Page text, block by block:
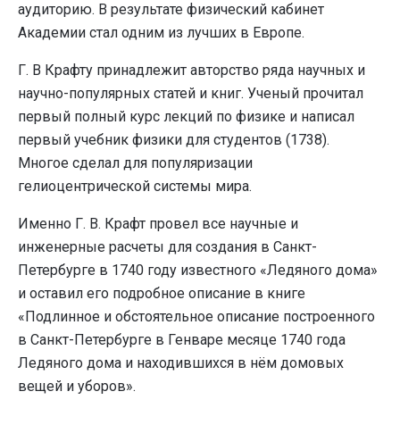
аудиторию. В результате физический кабинет
Академии стал одним из лучших в Европе.
Г. В Крафту принадлежит авторство ряда научных и
научно-популярных статей и книг. Ученый прочитал
первый полный курс лекций по физике и написал
первый учебник физики для студентов (1738).
Многое сделал для популяризации
гелиоцентрической системы мира.
Именно Г. В. Крафт провел все научные и
инженерные расчеты для создания в Санкт-
Петербурге в 1740 году известного «Ледяного дома»
и оставил его подробное описание в книге
«Подлинное и обстоятельное описание построенного
в Санкт-Петербурге в Генваре месяце 1740 года
Ледяного дома и находившихся в нём домовых
вещей и уборов».